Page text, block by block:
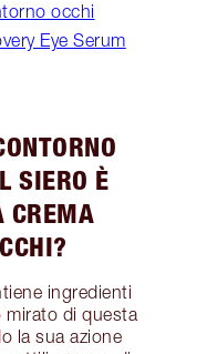
occhi
Eye Serum
SIERO È
CREMA
ingredienti
mirato di questa
la sua azione